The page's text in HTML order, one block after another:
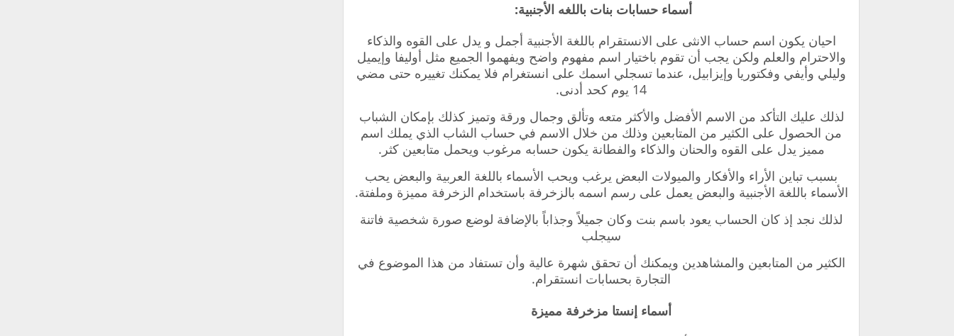
أسماء حسابات بنات باللغه الأجنبية:
احيان يكون اسم حساب الانثى على الانستقرام باللغة الأجنبية أجمل و يدل على القوه والذكاء
والاحترام والعلم ولكن يجب أن تقوم باختيار اسم مفهوم واضح ويفهموا الجميع مثل أوليفا وإيميل
وليلي وأيفي وفكتوريا وإيزابيل، عندما تسجلي اسمك على انستغرام فلا يمكنك تغييره حتى مضي
14 يوم كحد أدنى.
لذلك عليك التأكد من الاسم الأفضل والأكثر متعه وتألق وجمال ورقة وتميز كذلك بإمكان الشباب
من الحصول على الكثير من المتابعين وذلك من خلال الاسم في حساب الشاب الذي يملك اسم
مميز يدل على القوه والحنان والذكاء والفطانة يكون حسابه مرغوب ويحمل متابعين كثر.
بسبب تباين الأراء والأفكار والميولات البعض يرغب ويحب الأسماء باللغة العربية والبعض يحب
الأسماء باللغة الأجنبية والبعض يعمل على رسم اسمه بالزخرفة باستخدام الزخرفة مميزة وملفتة.
لذلك نجد إذ كان الحساب يعود باسم بنت وكان جميلاً وجذاباً بالإضافة لوضع صورة شخصية فاتنة
سيجلب
الكثير من المتابعين والمشاهدين ويمكنك أن تحقق شهرة عالية وأن تستفاد من هذا الموضوع في
التجارة بحسابات انستقرام.
أسماء إنستا مزخرفة مميزة